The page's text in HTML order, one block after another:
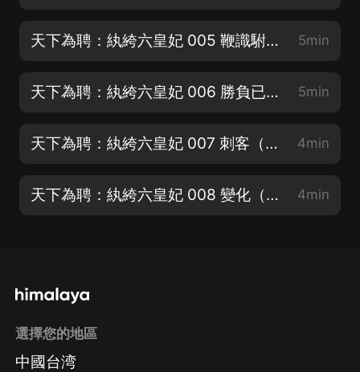
天下為聘：紈絝六皇妃 005 鞭識駙馬（新書《七零小福氣》發家致富，福運逆天） 5min
天下為聘：紈絝六皇妃 006 勝負已定（訂閱滿500，觸發爆更哦） 5min
天下為聘：紈絝六皇妃 007 刺客（撒嬌賣萌求訂閱o(╥﹏╥)o） 4min
天下為聘：紈絝六皇妃 008 變化（訂閱專輯，劇情搶先知道~） 4min
選擇您的地區
中國台湾